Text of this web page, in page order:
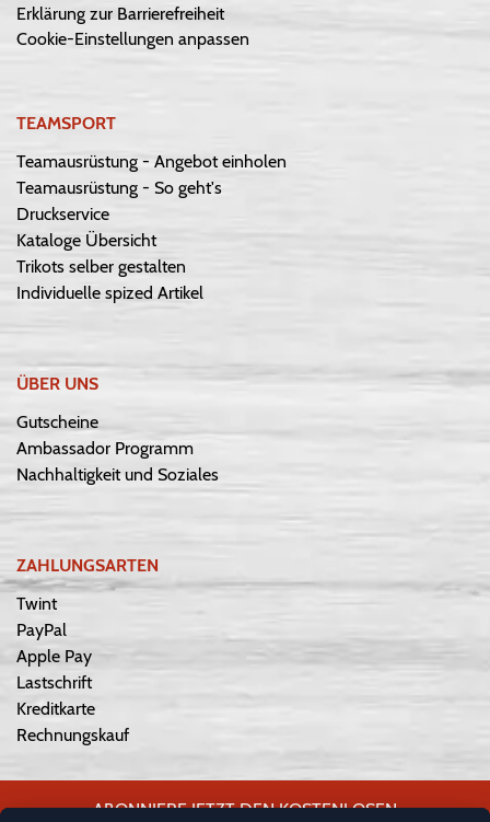
Erklärung zur Barrierefreiheit
Cookie-Einstellungen anpassen
TEAMSPORT
Teamausrüstung - Angebot einholen
Teamausrüstung - So geht's
Druckservice
Kataloge Übersicht
Trikots selber gestalten
Individuelle spized Artikel
ÜBER UNS
Gutscheine
Ambassador Programm
Nachhaltigkeit und Soziales
ZAHLUNGSARTEN
Twint
PayPal
Apple Pay
Lastschrift
Kreditkarte
Rechnungskauf
ABONNIERE JETZT DEN KOSTENLOSEN